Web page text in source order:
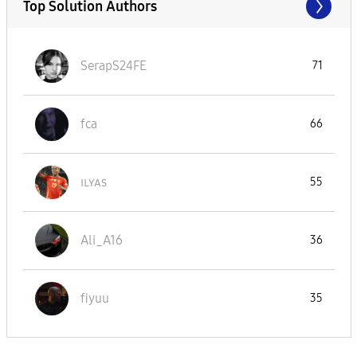
Top Solution Authors
SerapS24FE 71
fca 66
ɪʟʏᴀs 55
Ali_A16 36
fiyuu 35